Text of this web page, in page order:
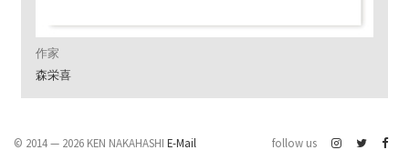
作家
森栄喜
© 2014 — 2026 KEN NAKAHASHI E-Mail follow us